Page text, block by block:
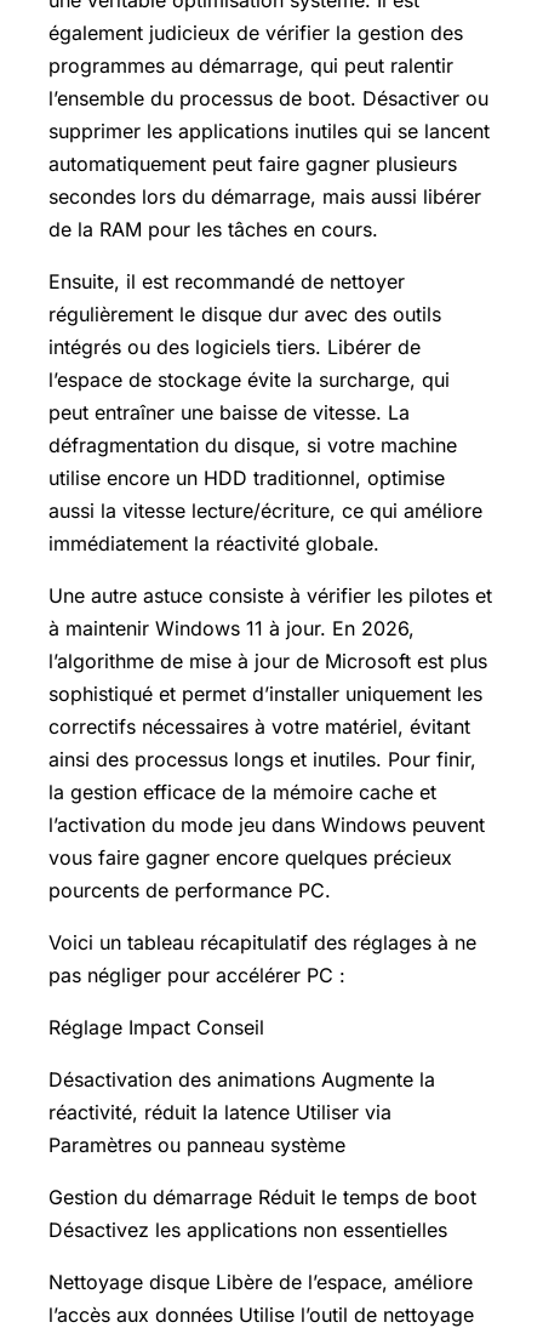
également judicieux de vérifier la gestion des
programmes au démarrage, qui peut ralentir
l’ensemble du processus de boot. Désactiver ou
supprimer les applications inutiles qui se lancent
automatiquement peut faire gagner plusieurs
secondes lors du démarrage, mais aussi libérer
de la RAM pour les tâches en cours.
Ensuite, il est recommandé de nettoyer
régulièrement le disque dur avec des outils
intégrés ou des logiciels tiers. Libérer de
l’espace de stockage évite la surcharge, qui
peut entraîner une baisse de vitesse. La
défragmentation du disque, si votre machine
utilise encore un HDD traditionnel, optimise
aussi la vitesse lecture/écriture, ce qui améliore
immédiatement la réactivité globale.
Une autre astuce consiste à vérifier les pilotes et
à maintenir Windows 11 à jour. En 2026,
l’algorithme de mise à jour de Microsoft est plus
sophistiqué et permet d’installer uniquement les
correctifs nécessaires à votre matériel, évitant
ainsi des processus longs et inutiles. Pour finir,
la gestion efficace de la mémoire cache et
l’activation du mode jeu dans Windows peuvent
vous faire gagner encore quelques précieux
pourcents de performance PC.
Voici un tableau récapitulatif des réglages à ne
pas négliger pour accélérer PC :
Réglage Impact Conseil
Désactivation des animations Augmente la
réactivité, réduit la latence Utiliser via
Paramètres ou panneau système
Gestion du démarrage Réduit le temps de boot
Désactivez les applications non essentielles
Nettoyage disque Libère de l’espace, améliore
l’accès aux données Utilise l’outil de nettoyage